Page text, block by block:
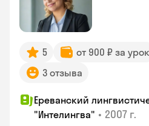
5 от 900 ₽ за урок
3 отзыва
Ереванский
"Интелингва" • 2007 г.